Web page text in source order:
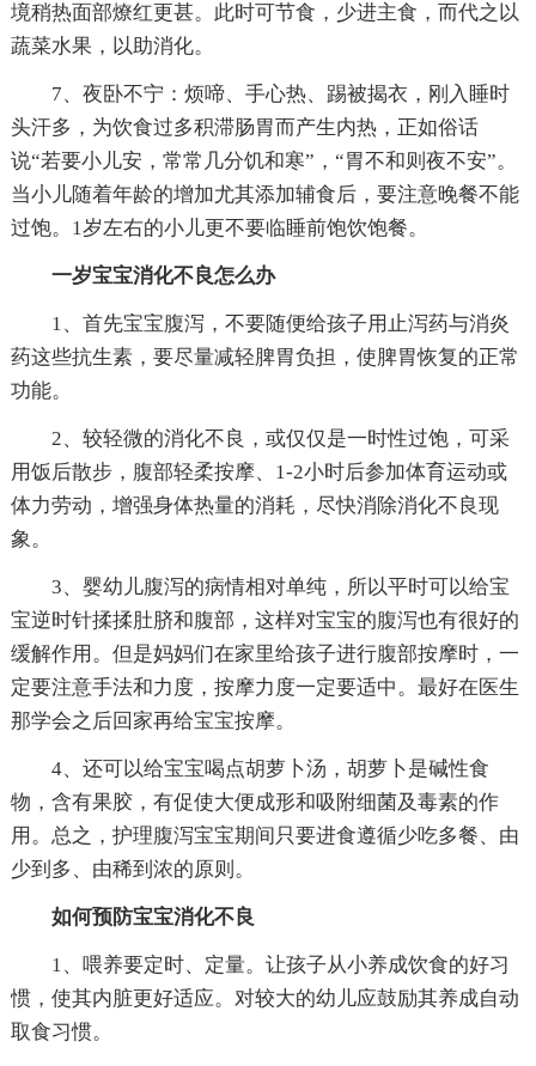
境稍热面部燎红更甚。此时可节食，少进主食，而代之以
蔬菜水果，以助消化。
7、夜卧不宁：烦啼、手心热、踢被揭衣，刚入睡时
头汗多，为饮食过多积滞肠胃而产生内热，正如俗话
说“若要小儿安，常常几分饥和寒”，“胃不和则夜不安”。
当小儿随着年龄的增加尤其添加辅食后，要注意晚餐不能
过饱。1岁左右的小儿更不要临睡前饱饮饱餐。
一岁宝宝消化不良怎么办
1、首先宝宝腹泻，不要随便给孩子用止泻药与消炎
药这些抗生素，要尽量减轻脾胃负担，使脾胃恢复的正常
功能。
2、较轻微的消化不良，或仅仅是一时性过饱，可采
用饭后散步，腹部轻柔按摩、1-2小时后参加体育运动或
体力劳动，增强身体热量的消耗，尽快消除消化不良现
象。
3、婴幼儿腹泻的病情相对单纯，所以平时可以给宝
宝逆时针揉揉肚脐和腹部，这样对宝宝的腹泻也有很好的
缓解作用。但是妈妈们在家里给孩子进行腹部按摩时，一
定要注意手法和力度，按摩力度一定要适中。最好在医生
那学会之后回家再给宝宝按摩。
4、还可以给宝宝喝点胡萝卜汤，胡萝卜是碱性食
物，含有果胶，有促使大便成形和吸附细菌及毒素的作
用。总之，护理腹泻宝宝期间只要进食遵循少吃多餐、由
少到多、由稀到浓的原则。
如何预防宝宝消化不良
1、喂养要定时、定量。让孩子从小养成饮食的好习
惯，使其内脏更好适应。对较大的幼儿应鼓励其养成自动
取食习惯。